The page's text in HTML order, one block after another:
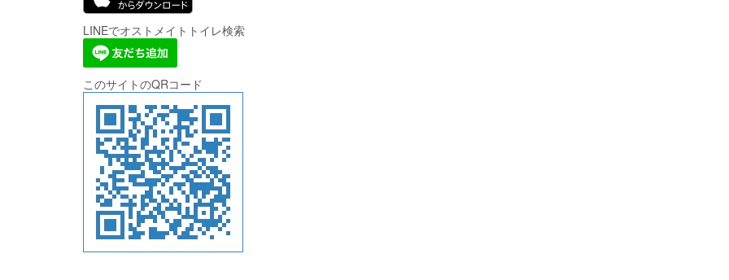
LINEでオストメイトトイレ検索
このサイトのQRコード